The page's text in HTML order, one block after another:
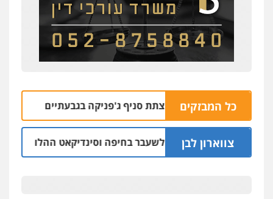
כל המבזקים
למעורבות בהצתת סניף ג'פניקה בגבעתיים 06.08 | 22:58
צווארון לבן
יו"ר ש"ס לשעבר בחיפה וסינדיקאט ההלוואות של משפחת